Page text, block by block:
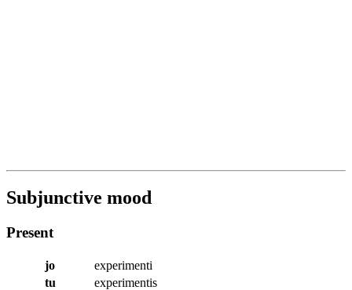
Subjunctive mood
Present
jo
experimenti
tu
experimentis